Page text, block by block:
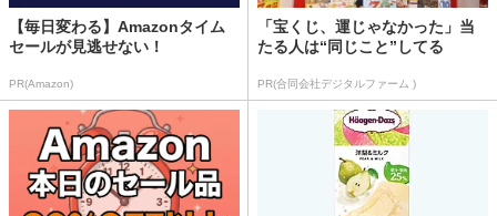
【毎日変わる】Amazonタイム
セールが見逃せない！
PR(Amazon)
「宝くじ、運じゃなかった」当
たる人は“同じこと”してる
PR(合同会社デジタルファーム )